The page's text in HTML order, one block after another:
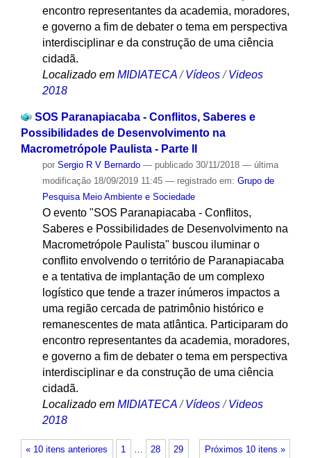
encontro representantes da academia, moradores,
e governo a fim de debater o tema em perspectiva
interdisciplinar e da construção de uma ciência
cidadã.
Localizado em MIDIATECA /Vídeos /Videos
2018
SOS Paranapiacaba - Conflitos, Saberes e
Possibilidades de Desenvolvimento na
Macrometrópole Paulista - Parte II
por Sergio R V Bernardo — publicado30/11/2018 — última
modificação18/09/2019 11:45 — registrado em: Grupo de
Pesquisa Meio Ambiente e Sociedade
O evento "SOS Paranapiacaba - Conflitos,
Saberes e Possibilidades de Desenvolvimento na
Macrometrópole Paulista" buscou iluminar o
conflito envolvendo o território de Paranapiacaba
e a tentativa de implantação de um complexo
logístico que tende a trazer inúmeros impactos a
uma região cercada de patrimônio histórico e
remanescentes de mata atlântica. Participaram do
encontro representantes da academia, moradores,
e governo a fim de debater o tema em perspectiva
interdisciplinar e da construção de uma ciência
cidadã.
Localizado em MIDIATECA /Vídeos /Videos
2018
« 10 itens anteriores Próximos 10 itens »
1 … 28 29